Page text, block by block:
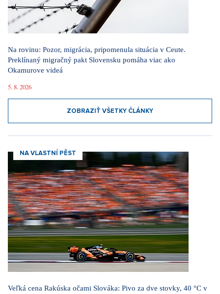
Na rovinu: Pozor, migrácia, pripomenula situácia v Ceute.
Preklínaný migračný pakt Slovensku pomáha viac ako
Okamurove videá
5. 8. 2026
ZOBRAZIŤ VŠETKY ČLÁNKY
NA VLASTNÍ PĚST
Veľká cena Rakúska očami Slováka: Pivo za dve stovky, 40 °C v